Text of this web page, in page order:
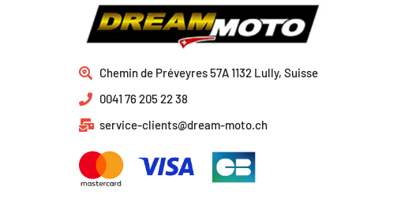
Chemin de Préveyres 57A 1132 Lully, Suisse
0041 76 205 22 38
service-clients@dream-moto.ch